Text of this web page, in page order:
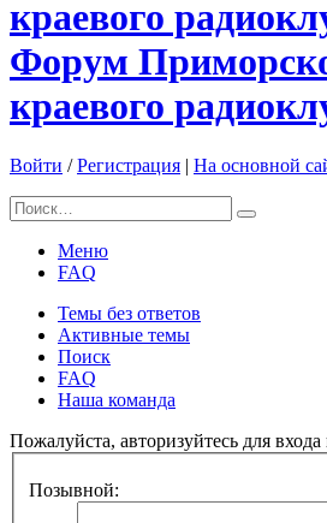
Форум
краевого
Войти /Регистрация | На основной
Меню
FAQ
Темы без ответов
Активные темы
Поиск
FAQ
Наша команда
Пожалуйста, авторизуйтесь для
Позывной: